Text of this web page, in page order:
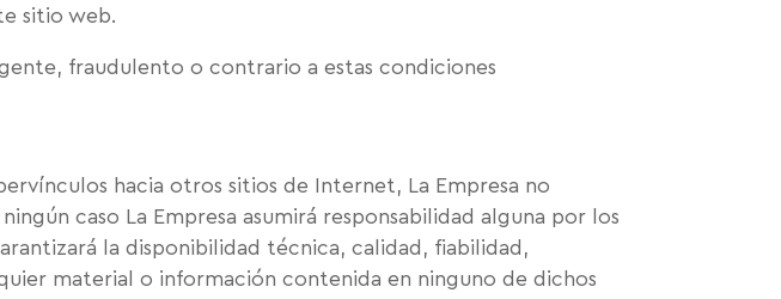
sitio web.
fraudulento o contrario a estas condiciones
hacia otros sitios de Internet, La Empresa no
caso La Empresa asumirá responsabilidad alguna por los
la disponibilidad técnica, calidad, fiabilidad,
material o información contenida en ninguno de dichos